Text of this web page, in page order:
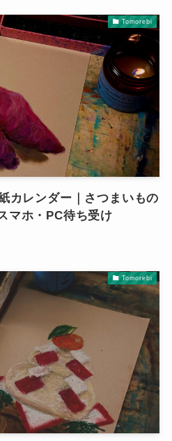
Tomorebi
カレンダー｜さつまいもの
マホ・PC待ち受け
Tomorebi